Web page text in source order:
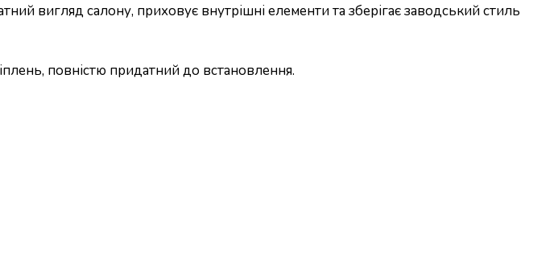
вигляд салону, приховує внутрішні елементи та зберігає заводський стиль
повністю придатний до встановлення.